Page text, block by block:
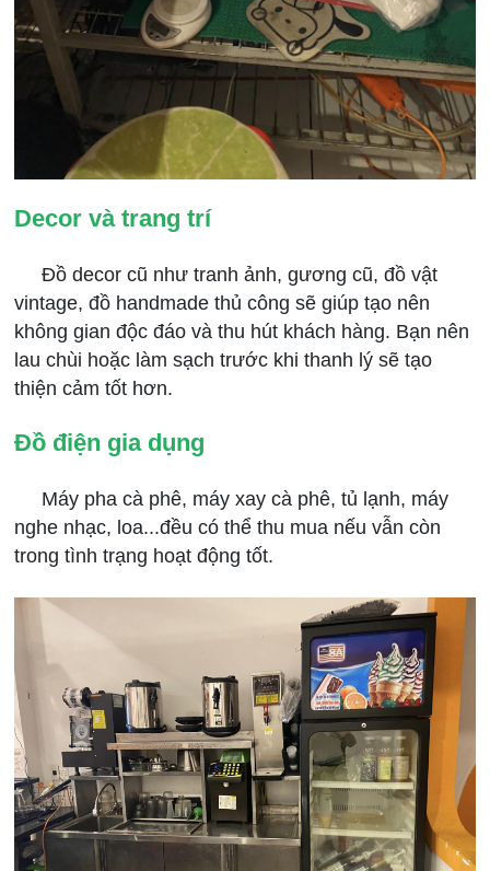
Decor và trang trí
Đồ decor cũ như tranh ảnh, gương cũ, đồ vật
vintage, đồ handmade thủ công sẽ giúp tạo nên
không gian độc đáo và thu hút khách hàng. Bạn nên
lau chùi hoặc làm sạch trước khi thanh lý sẽ tạo
thiện cảm tốt hơn.
Đồ điện gia dụng
Máy pha cà phê, máy xay cà phê, tủ lạnh, máy
nghe nhạc, loa...đều có thể thu mua nếu vẫn còn
trong tình trạng hoạt động tốt.